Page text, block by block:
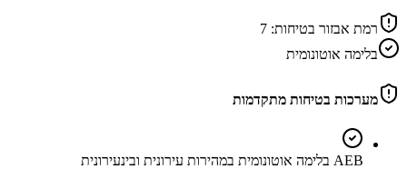
רמת אבזור בטיחות: 7
בלימה אוטונומית
מערכות בטיחות מתקדמות
AEB בלימה אוטונומית במהירות עירונית ובינעירונית